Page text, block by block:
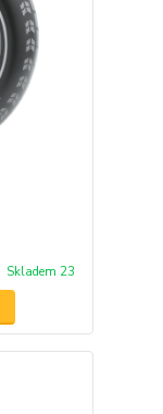
Skladem 23